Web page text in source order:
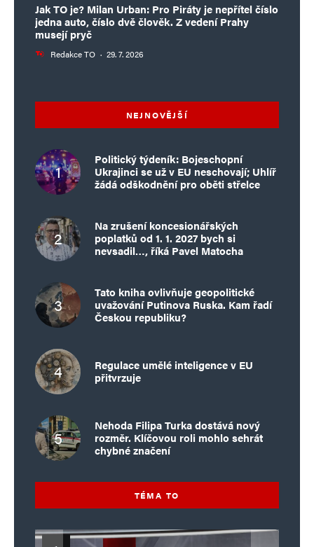
Jak TO je? Milan Urban: Pro Piráty je nepřítel číslo
jedna auto, číslo dvě člověk. Z vedení Prahy
musejí pryč
Redakce TO · 29. 7. 2026
NEJNOVĚJŠÍ
Politický týdeník: Bojeschopní
Ukrajinci se už v EU neschovají; Uhlíř
žádá odškodnění pro oběti střelce
Na zrušení koncesionářských
poplatků od 1. 1. 2027 bych si
nevsadil…, říká Pavel Matocha
Tato kniha ovlivňuje geopolitické
uvažování Putinova Ruska. Kam řadí
Českou republiku?
Regulace umělé inteligence v EU
přitvrzuje
Nehoda Filipa Turka dostává nový
rozměr. Klíčovou roli mohlo sehrát
chybné značení
TÉMA TO